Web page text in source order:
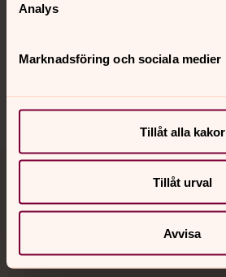
Analys
Marknadsföring och sociala medier
Tillåt alla kakor
Tillåt urval
Avvisa
Sociala kanaler
Jourhavande präst
med en präst på kvällar och nätter.